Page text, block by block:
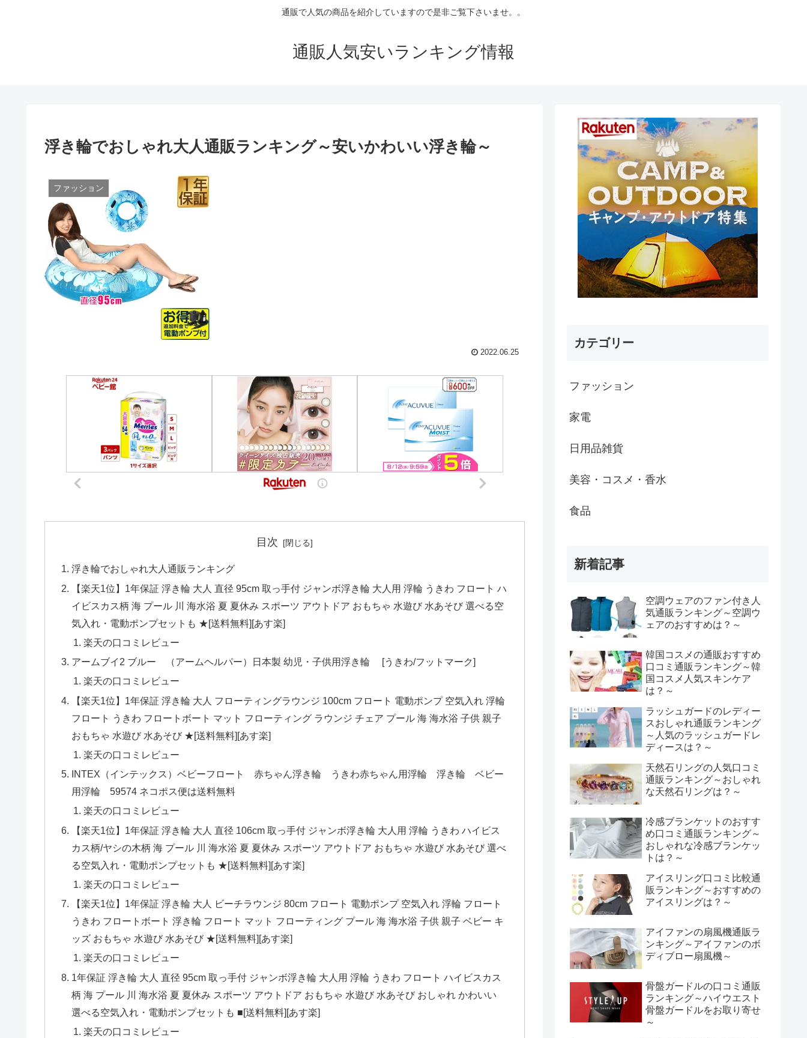
通販で人気の商品を紹介していますので是非ご覧下さいませ。。
通販人気安いランキング情報
浮き輪でおしゃれ大人通販ランキング～安いかわいい浮き輪～
ファッション
2022.06.25
目次
浮き輪でおしゃれ大人通販ランキング
【楽天1位】1年保証 浮き輪 大人 直径 95cm 取っ手付 ジャンボ浮き輪 大人用 浮輪 うきわ フロート ハ
イビスカス柄 海 プール 川 海水浴 夏 夏休み スポーツ アウトドア おもちゃ 水遊び 水あそび 選べる空
気入れ・電動ポンプセットも ★[送料無料][あす楽]
楽天の口コミレビュー
アームブイ2 ブルー （アームヘルパー）日本製 幼児・子供用浮き輪 [うきわ/フットマーク]
楽天の口コミレビュー
【楽天1位】1年保証 浮き輪 大人 フローティングラウンジ 100cm フロート 電動ポンプ 空気入れ 浮輪
フロート うきわ フロートボート マット フローティング ラウンジ チェア プール 海 海水浴 子供 親子
おもちゃ 水遊び 水あそび ★[送料無料][あす楽]
楽天の口コミレビュー
INTEX（インテックス）ベビーフロート 赤ちゃん浮き輪 うきわ赤ちゃん用浮輪 浮き輪 ベビー
用浮輪 59574 ネコポス便は送料無料
楽天の口コミレビュー
【楽天1位】1年保証 浮き輪 大人 直径 106cm 取っ手付 ジャンボ浮き輪 大人用 浮輪 うきわ ハイビス
カス柄/ヤシの木柄 海 プール 川 海水浴 夏 夏休み スポーツ アウトドア おもちゃ 水遊び 水あそび 選べ
る空気入れ・電動ポンプセットも ★[送料無料][あす楽]
楽天の口コミレビュー
【楽天1位】1年保証 浮き輪 大人 ビーチラウンジ 80cm フロート 電動ポンプ 空気入れ 浮輪 フロート
うきわ フロートボート 浮き輪 フロート マット フローティング プール 海 海水浴 子供 親子 ベビー キ
ッズ おもちゃ 水遊び 水あそび ★[送料無料][あす楽]
楽天の口コミレビュー
1年保証 浮き輪 大人 直径 95cm 取っ手付 ジャンボ浮き輪 大人用 浮輪 うきわ フロート ハイビスカス
柄 海 プール 川 海水浴 夏 夏休み スポーツ アウトドア おもちゃ 水遊び 水あそび おしゃれ かわいい
選べる空気入れ・電動ポンプセットも ■[送料無料][あす楽]
楽天の口コミレビュー
カテゴリー
ファッション
家電
日用品雑貨
美容・コスメ・香水
食品
新着記事
空調ウェアのファン付き人
気通販ランキング～空調ウ
ェアのおすすめは？～
韓国コスメの通販おすすめ
口コミ通販ランキング～韓
国コスメ人気スキンケア
は？～
ラッシュガードのレディー
スおしゃれ通販ランキング
～人気のラッシュガードレ
ディースは？～
天然石リングの人気口コミ
通販ランキング～おしゃれ
な天然石リングは？～
冷感ブランケットのおすす
め口コミ通販ランキング～
おしゃれな冷感ブランケッ
トは？～
アイスリング口コミ比較通
販ランキング～おすすめの
アイスリングは？～
アイファンの扇風機通販ラ
ンキング～アイファンのボ
ディブロー扇風機～
骨盤ガードルの口コミ通販
ランキング～ハイウエスト
骨盤ガードルをお取り寄せ
～